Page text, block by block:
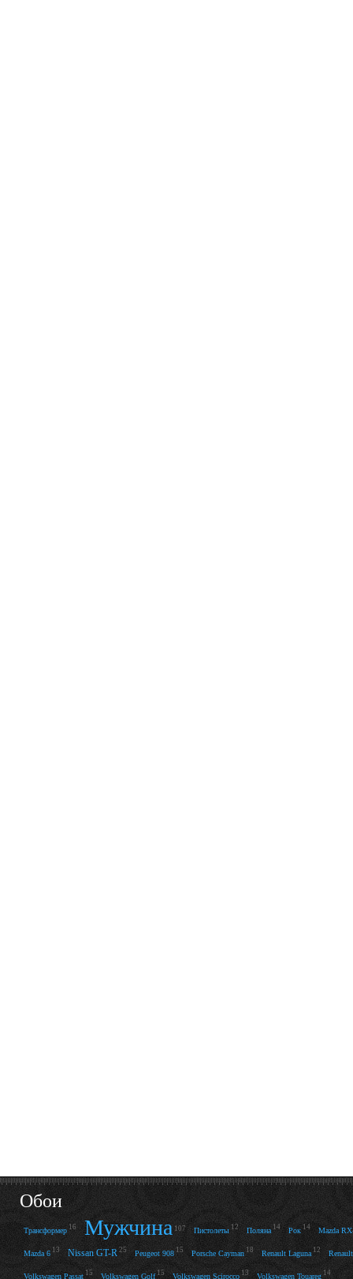
Обои
Трансформер 16 Мужчина 107 Пистолеты 12 Поляна 14 Рок 14 Mazda
Mazda 6 13 Nissan GT-R 25 Peugeot 908 15 Porsche Cayman 18 Renault Laguna 12
Volkswagen Passat 15 Volkswagen Golf 15 Volkswagen Scirocco 13 Volkswagen Touareg 14